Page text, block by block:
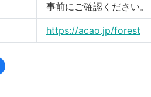
事前にご確認ください。
https://acao.jp/forest